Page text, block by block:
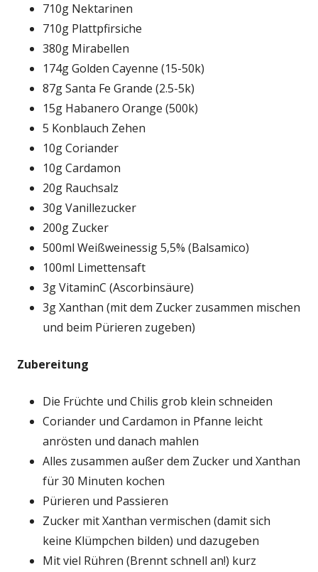
710g Nektarinen
710g Plattpfirsiche
380g Mirabellen
174g Golden Cayenne (15-50k)
87g Santa Fe Grande (2.5-5k)
15g Habanero Orange (500k)
5 Konblauch Zehen
10g Coriander
10g Cardamon
20g Rauchsalz
30g Vanillezucker
200g Zucker
500ml Weißweinessig 5,5% (Balsamico)
100ml Limettensaft
3g VitaminC (Ascorbinsäure)
3g Xanthan (mit dem Zucker zusammen mischen
und beim Pürieren zugeben)
Zubereitung
Die Früchte und Chilis grob klein schneiden
Coriander und Cardamon in Pfanne leicht
anrösten und danach mahlen
Alles zusammen außer dem Zucker und Xanthan
für 30 Minuten kochen
Pürieren und Passieren
Zucker mit Xanthan vermischen (damit sich
keine Klümpchen bilden) und dazugeben
Mit viel Rühren (Brennt schnell an!) kurz